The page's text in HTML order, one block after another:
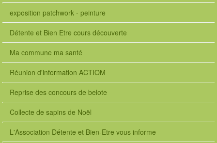
exposition patchwork - peinture
Détente et Bien Etre cours découverte
Ma commune ma santé
Réunion d'information ACTIOM
Reprise des concours de belote
Collecte de sapins de Noël
L'Association Détente et Bien-Etre vous informe